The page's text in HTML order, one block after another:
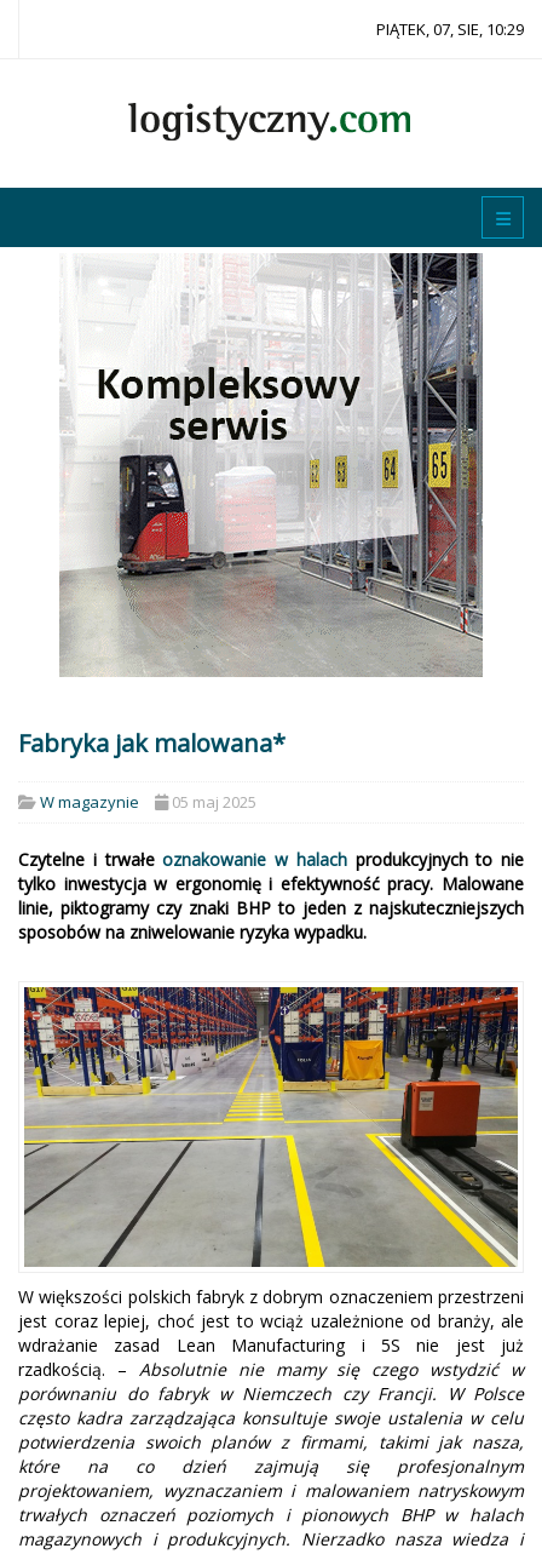
PIĄTEK, 07, SIE, 10:29
Fabryka jak malowana*
W magazynie 05 maj 2025
Czytelne i trwałeoznakowanie w halachprodukcyjnych to nie
tylko inwestycja w ergonomię i efektywność pracy. Malowane
linie, piktogramy czy znaki BHP to jeden z najskuteczniejszych
sposobów na zniwelowanie ryzyka wypadku.
W większości polskich fabryk z dobrym oznaczeniem przestrzeni
jest coraz lepiej, choć jest to wciąż uzależnione od branży, ale
wdrażanie zasad Lean Manufacturing i 5S nie jest już
rzadkością. – Absolutnie nie mamy się czego wstydzić w
porównaniu do fabryk w Niemczech czy Francji. W Polsce
często kadra zarządzająca konsultuje swoje ustalenia w celu
potwierdzenia swoich planów z firmami, takimi jak nasza,
które na co dzień zajmują się profesjonalnym
projektowaniem, wyznaczaniem i malowaniem natryskowym
trwałych oznaczeń poziomych i pionowych BHP w halach
magazynowych i produkcyjnych. Nierzadko nasza wiedza i